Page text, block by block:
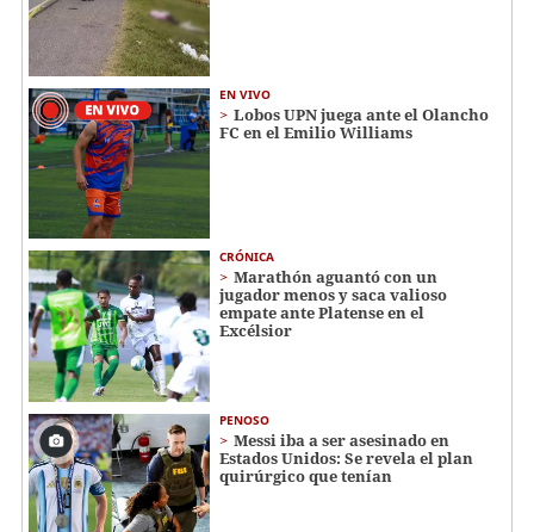
EN VIVO
Lobos UPN juega ante el Olancho
FC en el Emilio Williams
CRÓNICA
Marathón aguantó con un
jugador menos y saca valioso
empate ante Platense en el
Excélsior
PENOSO
Messi iba a ser asesinado en
Estados Unidos: Se revela el plan
quirúrgico que tenían